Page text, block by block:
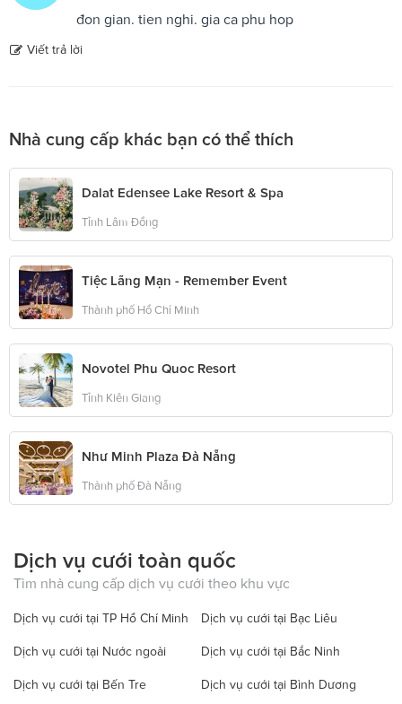
đon gian. tien nghi. gia ca phu hop
Viết trả lời
Nhà cung cấp khác bạn có thể thích
Dalat Edensee Lake Resort & Spa
Tỉnh Lâm Đồng
Tiệc Lãng Mạn - Remember Event
Thành phố Hồ Chí Minh
Novotel Phu Quoc Resort
Tỉnh Kiên Giang
Như Minh Plaza Đà Nẵng
Thành phố Đà Nẵng
Dịch vụ cưới toàn quốc
Tìm nhà cung cấp dịch vụ cưới theo khu vực
Dịch vụ cưới tại TP Hồ Chí Minh Dịch vụ cưới tại Bạc Liêu
Dịch vụ cưới tại Nước ngoài Dịch vụ cưới tại Bắc Ninh
Dịch vụ cưới tại Bến Tre Dịch vụ cưới tại Bình Dương